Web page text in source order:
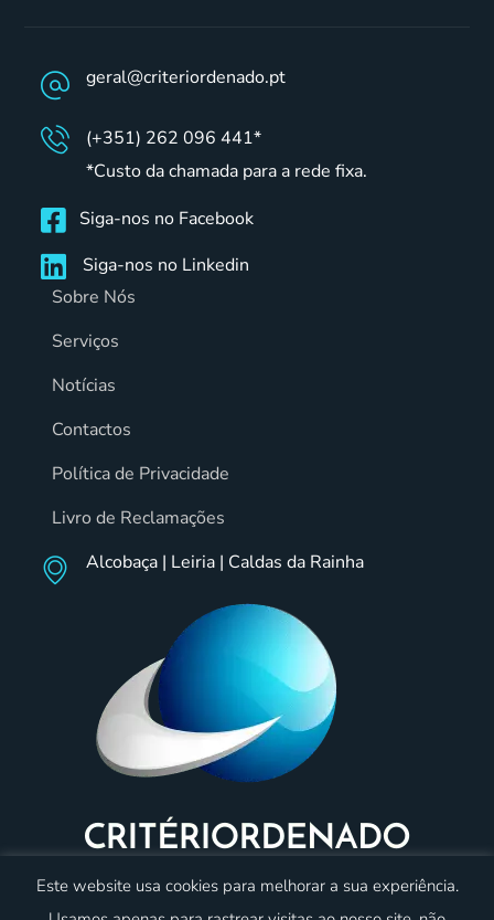
geral@criteriordenado.pt
(+351) 262 096 441*
*Custo da chamada para a rede fixa.
Siga-nos no Facebook
Siga-nos no Linkedin
Sobre Nós
Serviços
Notícias
Contactos
Política de Privacidade
Livro de Reclamações
Alcobaça | Leiria | Caldas da Rainha
Este website usa cookies para melhorar a sua experiência.